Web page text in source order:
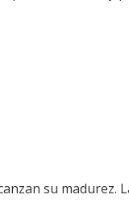
su madurez.